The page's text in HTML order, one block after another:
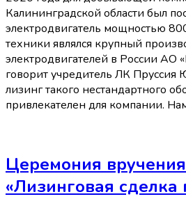
Калининградской области был
электродвигатель мощностью
техники являлся крупный
электродвигателей в России АО
говорит учредитель ЛК
лизинг такого нестандартного
привлекателен для компании.
Церемония
«Лизинговая сделка